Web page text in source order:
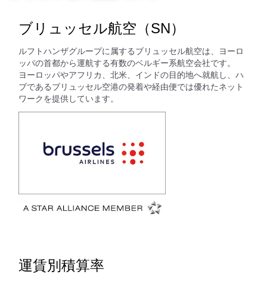
ブリュッセル航空（SN）
ルフトハンザグループに属するブリュッセル航空は、ヨーロ
ッパの首都から運航する有数のベルギー系航空会社です。
ヨーロッパやアフリカ、北米、インドの目的地へ就航し、ハ
ブであるブリュッセル空港の発着や経由便では優れたネット
ワークを提供しています。
運賃別積算率